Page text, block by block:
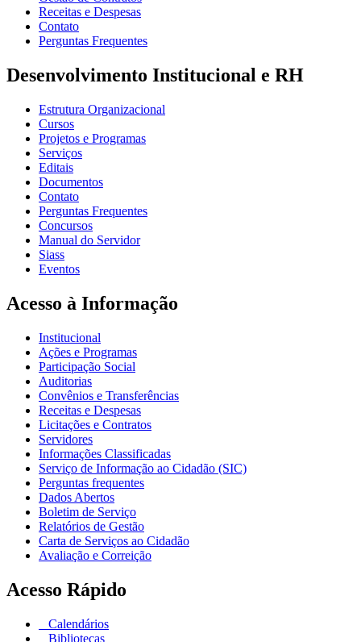
Receitas e Despesas
Contato
Perguntas Frequentes
Desenvolvimento Institucional e RH
Estrutura Organizacional
Cursos
Projetos e Programas
Serviços
Editais
Documentos
Contato
Perguntas Frequentes
Concursos
Manual do Servidor
Siass
Eventos
Acesso à Informação
Institucional
Ações e Programas
Participação Social
Auditorias
Convênios e Transferências
Receitas e Despesas
Licitações e Contratos
Servidores
Informações Classificadas
Serviço de Informação ao Cidadão (SIC)
Perguntas frequentes
Dados Abertos
Boletim de Serviço
Relatórios de Gestão
Carta de Serviços ao Cidadão
Avaliação e Correição
Acesso Rápido
Calendários
Bibliotecas